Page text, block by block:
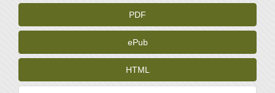
PDF
ePub
HTML